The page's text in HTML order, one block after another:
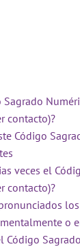
Sagrado
contacto)?
Código
veces el
contacto)?
o
Código